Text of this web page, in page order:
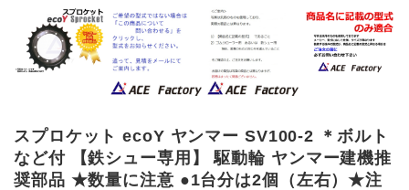
スプロケット ecoY ヤンマー SV100-2 ＊ボルト
など付 【鉄シュー専用】 駆動輪 ヤンマー建機推
奨部品 ★数量に注意 ●1台分は2個（左右）★注